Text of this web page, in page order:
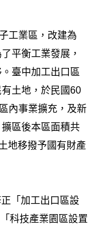
工業區，改建為
平衡工業發展，
臺中加工出口區
土地，於民國60
內事業擴充，及新
區後本區面積共
地移撥予國有財產
「加工出口區設
科技產業園區設置